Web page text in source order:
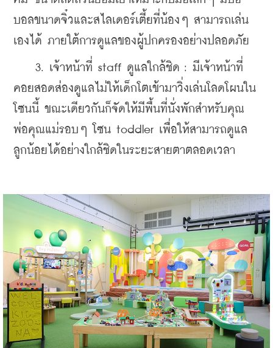
บอลขนาดจิ๋วและสไลเดอร์เตี้ยที่น้องๆ สามารถเล่น
เองได้ ภายใต้การดูแลของผู้ปกครองอย่างปลอดภัย
3. เจ้าหน้าที่ staff ดูแลใกล้ชิด : มีเจ้าหน้าที่
คอยสอดส่องดูแลไม่ให้เด็กโตเข้ามาวิ่งเล่นโลดโผนใน
โซนนี้ ขณะเดียวกันก็จัดให้มีพื้นที่นั่งพักสำหรับคุณ
พ่อคุณแม่รอบๆ โซน toddler เพื่อให้สามารถดูแล
ลูกน้อยได้อย่างใกล้ชิดในระยะสายตาตลอดเวลา